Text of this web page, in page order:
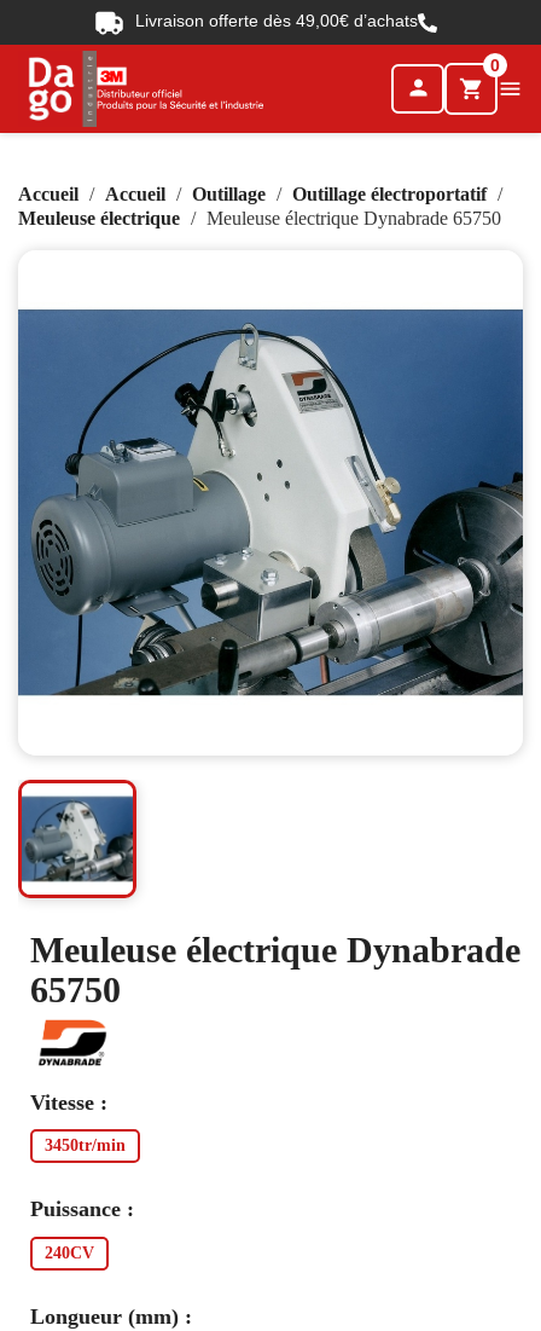
Livraison offerte dès 49,00€ d’achats
person shopping_cart
0

Accueil Accueil Outillage
Outillage électroportatif
Meuleuse électrique
Meuleuse électrique Dynabrade 65750
Meuleuse électrique Dynabrade
65750
Vitesse :
3450tr/min
Puissance :
240CV
Longueur (mm) :